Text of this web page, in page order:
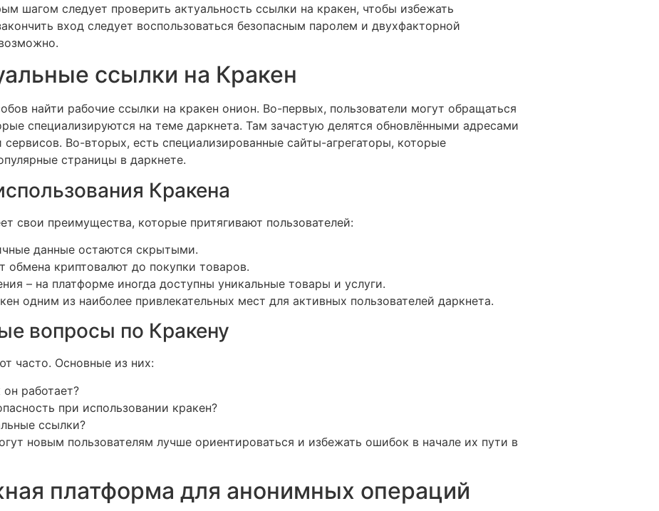
шагом следует проверить актуальность ссылки на кракен, чтобы избежать
вход следует воспользоваться безопасным паролем и двухфакторной
ссылки на Кракен
найти рабочие ссылки на кракен онион. Во-первых, пользователи могут обращаться
специализируются на теме даркнета. Там зачастую делятся обновлёнными адресами
Во-вторых, есть специализированные сайты-агрегаторы, которые
страницы в даркнете.
Кракена
свои преимущества, которые притягивают пользователей:
данные остаются скрытыми.
обмена криптовалют до покупки товаров.
– на платформе иногда доступны уникальные товары и услуги.
одним из наиболее привлекательных мест для активных пользователей даркнета.
вопросы по Кракену
часто. Основные из них:
работает?
при использовании кракен?
ссылки?
новым пользователям лучше ориентироваться и избежать ошибок в начале их пути в
платформа для анонимных операций